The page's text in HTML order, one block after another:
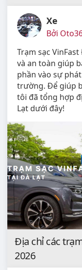
Xe
Bởi
Trạm sạc
và an toàn giúp
phần vào sự
trường. Để giúp
tôi đã tổng hợp
Lạt dưới đây!
Địa chỉ các
2026